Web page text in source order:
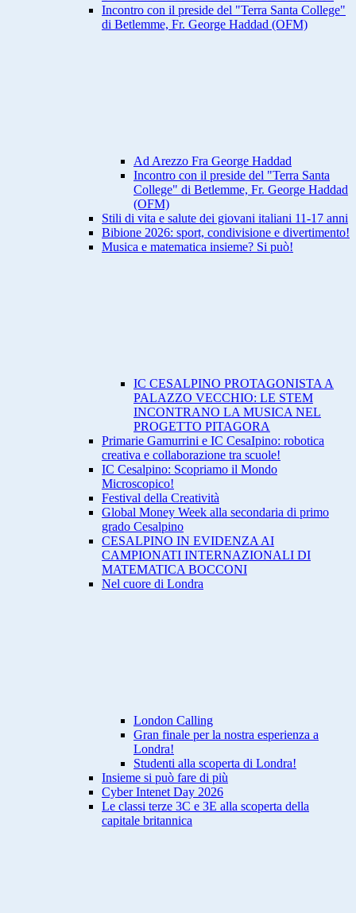
Incontro con il preside del "Terra Santa College"
di Betlemme, Fr. George Haddad (OFM)
Ad Arezzo Fra George Haddad
Incontro con il preside del "Terra Santa
College" di Betlemme, Fr. George Haddad
(OFM)
Stili di vita e salute dei giovani italiani 11-17 anni
Bibione 2026: sport, condivisione e divertimento!
Musica e matematica insieme? Si può!
IC CESALPINO PROTAGONISTA A
PALAZZO VECCHIO: LE STEM
INCONTRANO LA MUSICA NEL
PROGETTO PITAGORA
Primarie Gamurrini e IC CesaIpino: robotica
creativa e collaborazione tra scuole!
IC Cesalpino: Scopriamo il Mondo
Microscopico!
Festival della Creatività
Global Money Week alla secondaria di primo
grado Cesalpino
CESALPINO IN EVIDENZA AI
CAMPIONATI INTERNAZIONALI DI
MATEMATICA BOCCONI
Nel cuore di Londra
London Calling
Gran finale per la nostra esperienza a
Londra!
Studenti alla scoperta di Londra!
Insieme si può fare di più
Cyber Intenet Day 2026
Le classi terze 3C e 3E alla scoperta della
capitale britannica